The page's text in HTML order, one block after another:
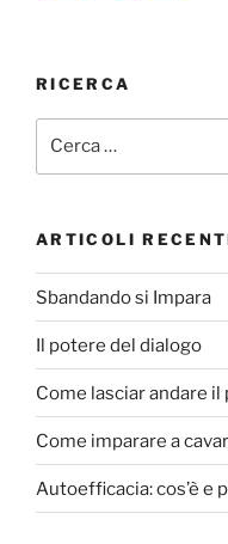
e
b
o
k
l
vi
di
RICERCA
ARTICOLI
Sbandando si Impara
Il potere del dialogo
Come lasciar andare il
Come imparare a
Autoefficacia: cos’è e